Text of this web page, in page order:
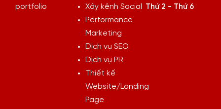
portfolio
Xây kênh Social
Performance
Marketing
Dịch vụ SEO
Dịch vụ PR
Thiết kế
Website/Landing
Page
Thứ 2 - Thứ 6